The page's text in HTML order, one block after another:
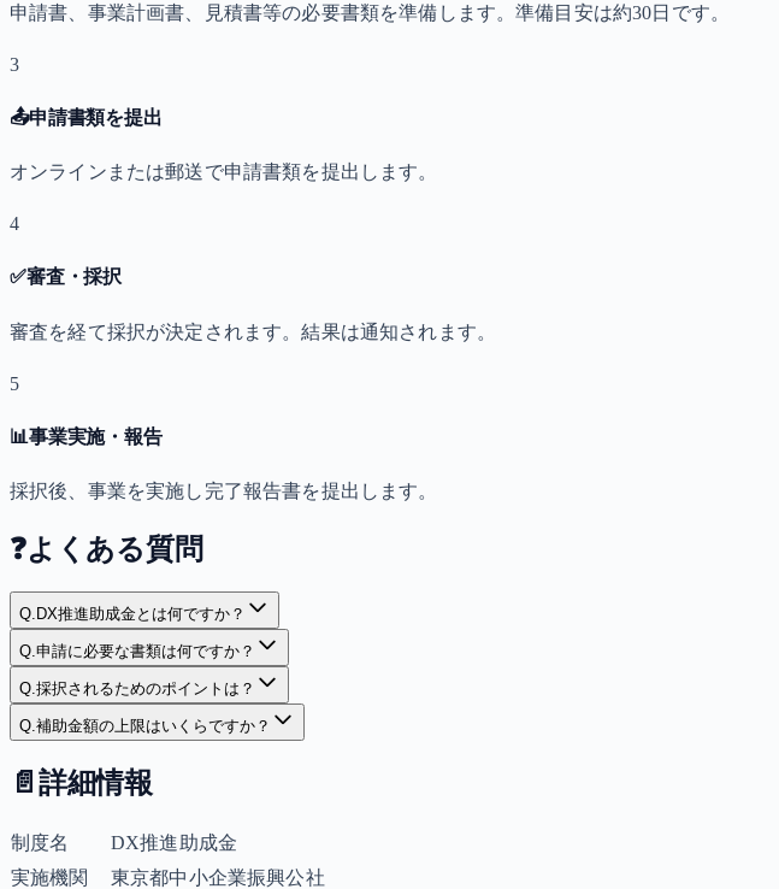
申請書、事業計画書、見積書等の必要書類を準備します。準備目安は約30日です。
3
📤申請書類を提出
オンラインまたは郵送で申請書類を提出します。
4
✅審査・採択
審査を経て採択が決定されます。結果は通知されます。
5
📊事業実施・報告
採択後、事業を実施し完了報告書を提出します。
❓よくある質問
Q. DX推進助成金とは何ですか？
Q.申請に必要な書類は何ですか？
Q.採択されるためのポイントは？
Q.補助金額の上限はいくらですか？
📄 詳細情報
制度名
DX推進助成金
実施機関
東京都中小企業振興公社